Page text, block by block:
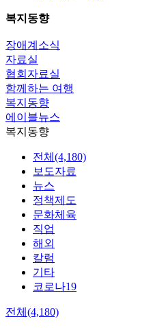
복지동향
장애계소식
자료실
협회자료실
함께하는 여행
복지동향
에이블뉴스
복지동향
전체(4,180)
보도자료
뉴스
정책제도
문화체육
직업
해외
칼럼
기타
코로나19
전체(4,180)